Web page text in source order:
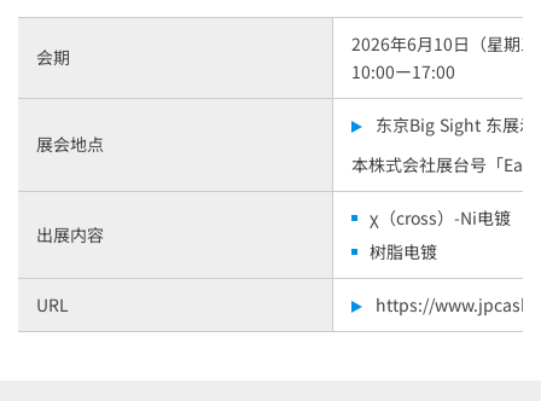
会期
2026年6月10日（星期
10:00ー17:00
展会地点
东京Big Sight 东展示
本株式会社展台号「
出展内容
χ（cross）-Ni电镀
树脂电镀
URL https://